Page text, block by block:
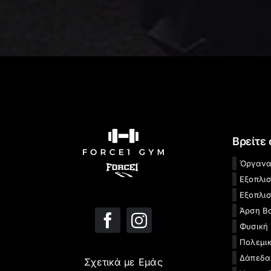
Σχετικά με Εμάς
Βρείτε
Όργανα
Άρση
Φυσική
Δάπεδα